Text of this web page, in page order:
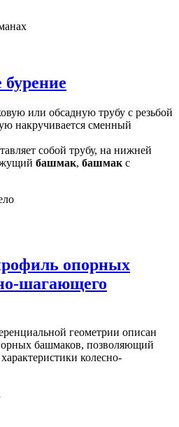
или обсадную трубу с резьбой
накручивается сменный
собой трубу, на нижней
башмак, башмак с
опорных
шагающего
геометрии описан
башмаков, позволяющий
колесно-